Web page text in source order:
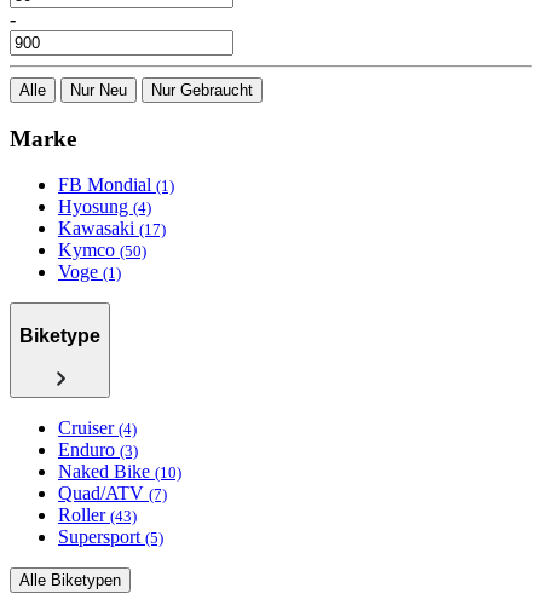
-
Alle Nur Neu Nur Gebraucht
Marke
FB Mondial (1)
Hyosung (4)
Kawasaki (17)
Kymco (50)
Voge (1)
Biketype
Cruiser (4)
Enduro (3)
Naked Bike (10)
Quad/ATV (7)
Roller (43)
Supersport (5)
Alle Biketypen